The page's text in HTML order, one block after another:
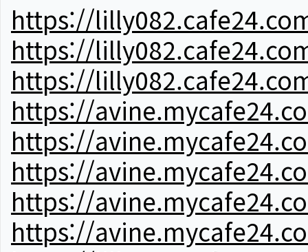
https://
https://
https://
https://
https://
https://
https://
https://